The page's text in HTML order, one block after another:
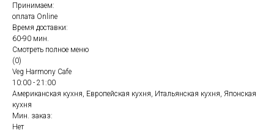
Принимаем:
оплата Online
Время доставки:
60-90 мин.
Смотреть полное меню
(0)
Veg Harmony Cafe
10:00 - 21:00
Американская кухня, Европейская кухня, Итальянская кухня, Японская
кухня
Мин. заказ:
Нет